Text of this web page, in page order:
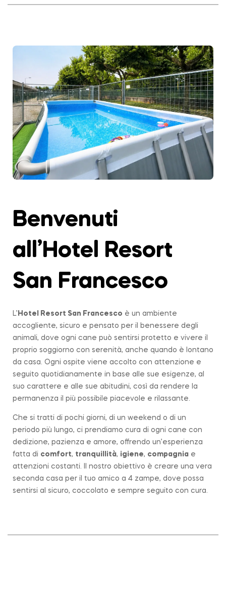
Benvenuti
all’Hotel Resort
San Francesco
L’ Hotel Resort San Francesco è un ambiente
accogliente, sicuro e pensato per il benessere degli
animali, dove ogni cane può sentirsi protetto e vivere il
proprio soggiorno con serenità, anche quando è lontano
da casa. Ogni ospite viene accolto con attenzione e
seguito quotidianamente in base alle sue esigenze, al
suo carattere e alle sue abitudini, così da rendere la
permanenza il più possibile piacevole e rilassante.
Che si tratti di pochi giorni, di un weekend o di un
periodo più lungo, ci prendiamo cura di ogni cane con
dedizione, pazienza e amore, offrendo un’esperienza
fatta di comfort, tranquillità, igiene, compagnia e
attenzioni costanti. Il nostro obiettivo è creare una vera
seconda casa per il tuo amico a 4 zampe, dove possa
sentirsi al sicuro, coccolato e sempre seguito con cura.